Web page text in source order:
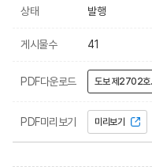
상태 발행
게시물수 41
PDF다운로드 도보 제2702
PDF미리보기 미리보기